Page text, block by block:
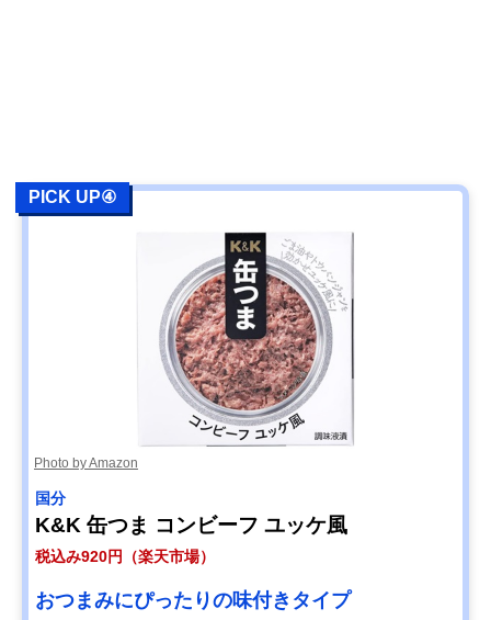
PICK UP④
Photo by Amazon
国分
K&K 缶つま コンビーフ ユッケ風
税込み920円（楽天市場）
おつまみにぴったりの味付きタイプ